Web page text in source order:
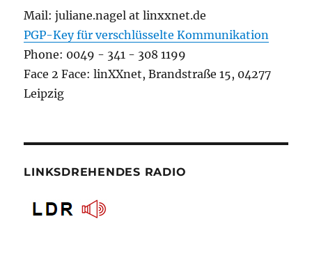
Mail: juliane.nagel at linxxnet.de
PGP-Key für verschlüsselte Kommunikation
Phone: 0049 - 341 - 308 1199
Face 2 Face: linXXnet, Brandstraße 15, 04277
Leipzig
LINKSDREHENDES RADIO